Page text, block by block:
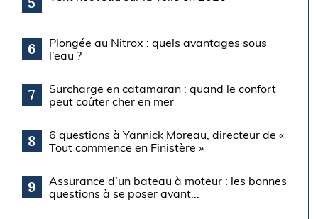
6
Plongée au Nitrox : quels avantages sous
l’eau ?
7
Surcharge en catamaran : quand le confort
peut coûter cher en mer
8
6 questions à Yannick Moreau, directeur de «
Tout commence en Finistère »
9
Assurance d’un bateau à moteur : les bonnes
questions à se poser avant...